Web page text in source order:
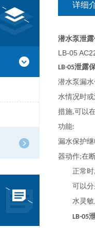
详细
潜水泵泄
LB-05
LB-05泄露
潜水泵漏
水情况时
措施,可以
功能:
漏水保护
器动作;在
正常时
可以分
水灵敏
LB-05